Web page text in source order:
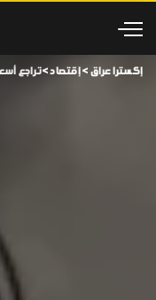
إكسترا عراق >إقتصاد>تراجع